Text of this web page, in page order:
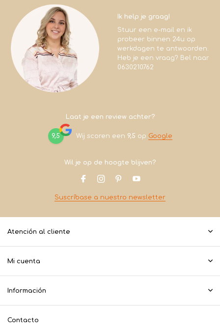
Ik help je graag!
Stuur een e-mail en ik
probeer binnen 24u op
werkdagen te antwoorden.
Heb je een vraag? Bel naar
0630210762
Laat je een review achter?
9,5 Wij scoren een 9,5 op Google
Wil je op de hoogte blijven?
Suscríbase a nuestro newsletter
Atención al cliente
Mi cuenta
Información
Contacto